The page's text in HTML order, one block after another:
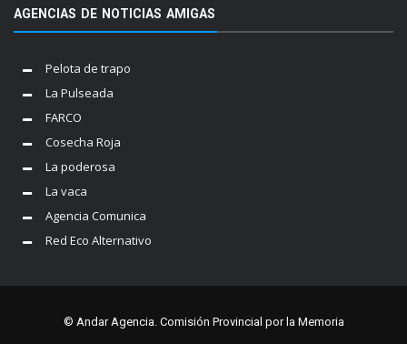
AGENCIAS DE NOTICIAS AMIGAS
Pelota de trapo
La Pulseada
FARCO
Cosecha Roja
La poderosa
La vaca
Agencia Comunica
Red Eco Alternativo
© Andar Agencia. Comisión Provincial por la Memoria